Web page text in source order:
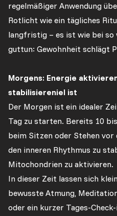
regelmäßiger Anwendung
Rotlicht wie ein tägliches
langfristig – es ist wie bei so
guttun: Gewohnheit schlägt
Morgens: Energie
stabilisiereniel ist
Der Morgen ist ein idealer
Tag zu starten. Bereits 10
beim Sitzen oder Stehen vor
den inneren Rhythmus zu
Mitochondrien zu aktivieren.
In dieser Zeit lassen sich
bewusste Atmung,
oder ein kurzer Tages-